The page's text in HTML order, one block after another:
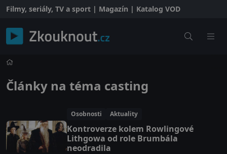
Filmy, seriály, TV a sport | Magazín | Katalog VOD
Články na téma casting
Osobnosti Aktuality
Kontroverze kolem Rowlingové
Lithgowa od role Brumbála
neodradila